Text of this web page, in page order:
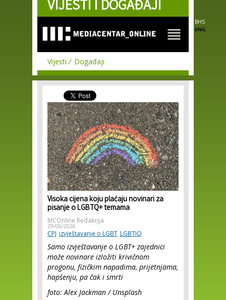
Skip to
main
VIJESTI I DOGAĐAJI
BHS
ENG
Vijesti Događaji
Visoka cijena koju plaćaju novinari za
pisanje o LGBTQ+ temama
MCOnline Redakcija
29/06/2026
CPJ izvještavanje o LGBT LGBTIQ
Samo izvještavanje o LGBT+ zajednici
može novinare izložiti krivičnom
progonu, fizičkim napadima, prijetnjama,
hapšenju, pa čak i smrti
foto: Alex Jackman / Unsplash